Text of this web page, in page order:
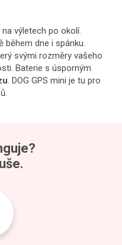
výletech po okolí.
během dne i spánku.
svými rozměry vašeho
Baterie s úsporným
. DOG GPS mini je tu pro